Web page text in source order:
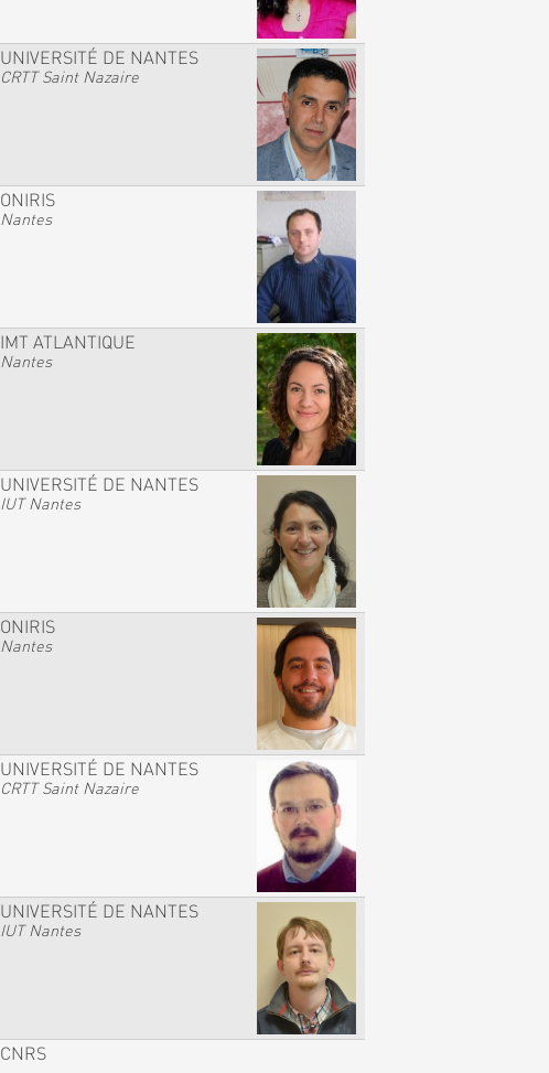
UNIVERSITÉ DE NANTES
CRTT Saint Nazaire
ONIRIS
Nantes
IMT ATLANTIQUE
Nantes
UNIVERSITÉ DE NANTES
IUT Nantes
ONIRIS
Nantes
UNIVERSITÉ DE NANTES
CRTT Saint Nazaire
UNIVERSITÉ DE NANTES
IUT Nantes
CNRS